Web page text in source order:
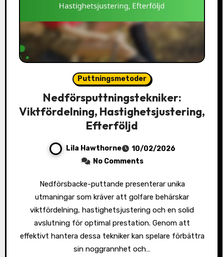
Puttningsmetoder
Nedförsputtningstekniker:
Viktfördelning, Hastighetsjustering,
Efterföljd
Lila Hawthorne
10/02/2026
No Comments
Nedförsbacke-puttande presenterar unika
utmaningar som kräver att golfare behärskar
viktfördelning, hastighetsjustering och en solid
avslutning för optimal prestation. Genom att
effektivt hantera dessa tekniker kan spelare förbättra
sin noggrannhet och…